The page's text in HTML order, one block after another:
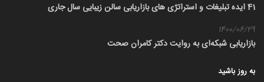
41 ایده تبلیغات و استراتژی های بازاریابی سالن زیبایی سال جاری
1400/06/29
بازاریابی شبکه‌ای به روایت دکتر کامران صحت
به روز باشید